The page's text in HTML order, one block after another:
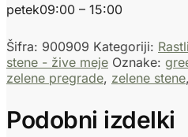
petek09:00 – 15:00
Šifra: 900909 Kategoriji:
stene - žive meje Oznake:
zelene pregrade, zelene stene,
Podobni izdelki